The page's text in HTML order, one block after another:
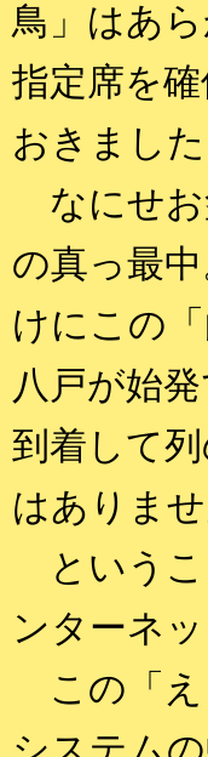
鳥」はあ
指定席を
おきました
なにせお
の真っ最中
けにこの
八戸が始
到着して
はありませ
というこ
ンターネ
この「え